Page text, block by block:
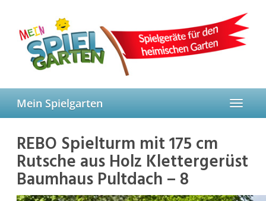
content
Toggle
Mein Spielgarten
REBO Spielturm mit 175 cm
Rutsche aus Holz Klettergerüst
Baumhaus Pultdach – 8